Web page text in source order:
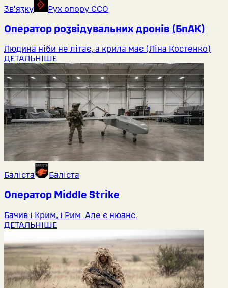
Звʼязку
Рух опору ССО
Оператор розвідувальних дронів (БпАК)
Людина ніби не літає, а крила має (Ліна Костенко)
ДЕТАЛЬНІШЕ
Баліста Баліста
Оператор Middlе Strike
Бачив і Крим, і Рим. Але є нюанс.
ДЕТАЛЬНІШЕ